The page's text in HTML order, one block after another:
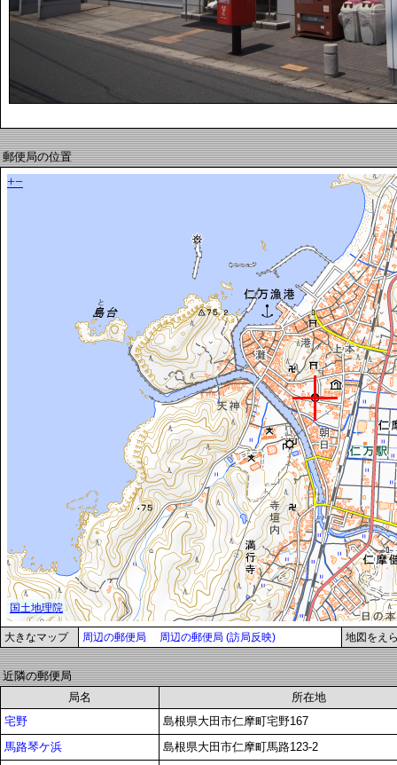
郵便局の位置
大きなマップ 周辺の郵便局 周辺の郵便局 (訪局反映) 地図をえ
近隣の郵便局
局名
所在地
宅野
島根県大田市仁摩町宅野167
馬路琴ケ浜
島根県大田市仁摩町馬路123-2